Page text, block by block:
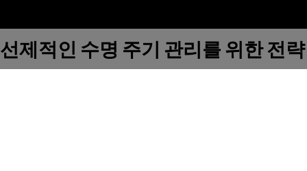
선제적인 수명 주기 관리를 위한 전략